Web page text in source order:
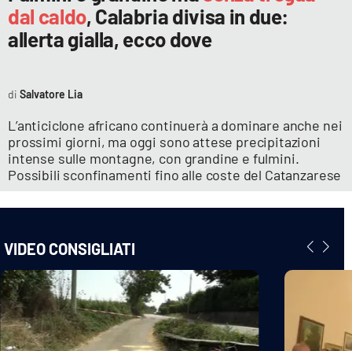
dal caldo, Calabria divisa in due:
allerta gialla, ecco dove
L’anticiclone africano continuerà a dominare anche nei
prossimi giorni, ma oggi sono attese precipitazioni
intense sulle montagne, con grandine e fulmini.
Possibili sconfinamenti fino alle coste del Catanzarese
Salvatore Lia
VIDEO CONSIGLIATI